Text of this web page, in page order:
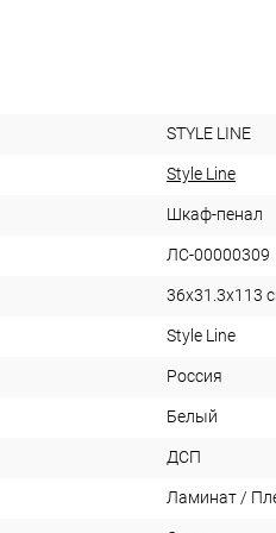
STYLE LINE
Style Line
Шкаф-пенал
ЛС-00000309
36x31.3x113
Style Line
Россия
Белый
ДСП
Ламинат /